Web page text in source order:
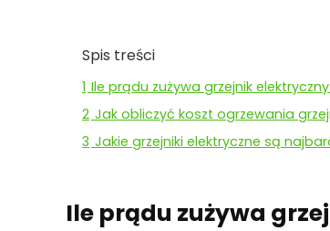
Spis treści
1 Ile prądu zużywa grzejnik
2 Jak obliczyć koszt ogrzewania
3 Jakie grzejniki elektryczne są
Ile prądu zużywa